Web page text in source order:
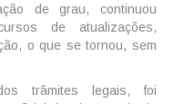
de grau, continuou
de atualizações,
o que se tornou, sem
trâmites legais, foi